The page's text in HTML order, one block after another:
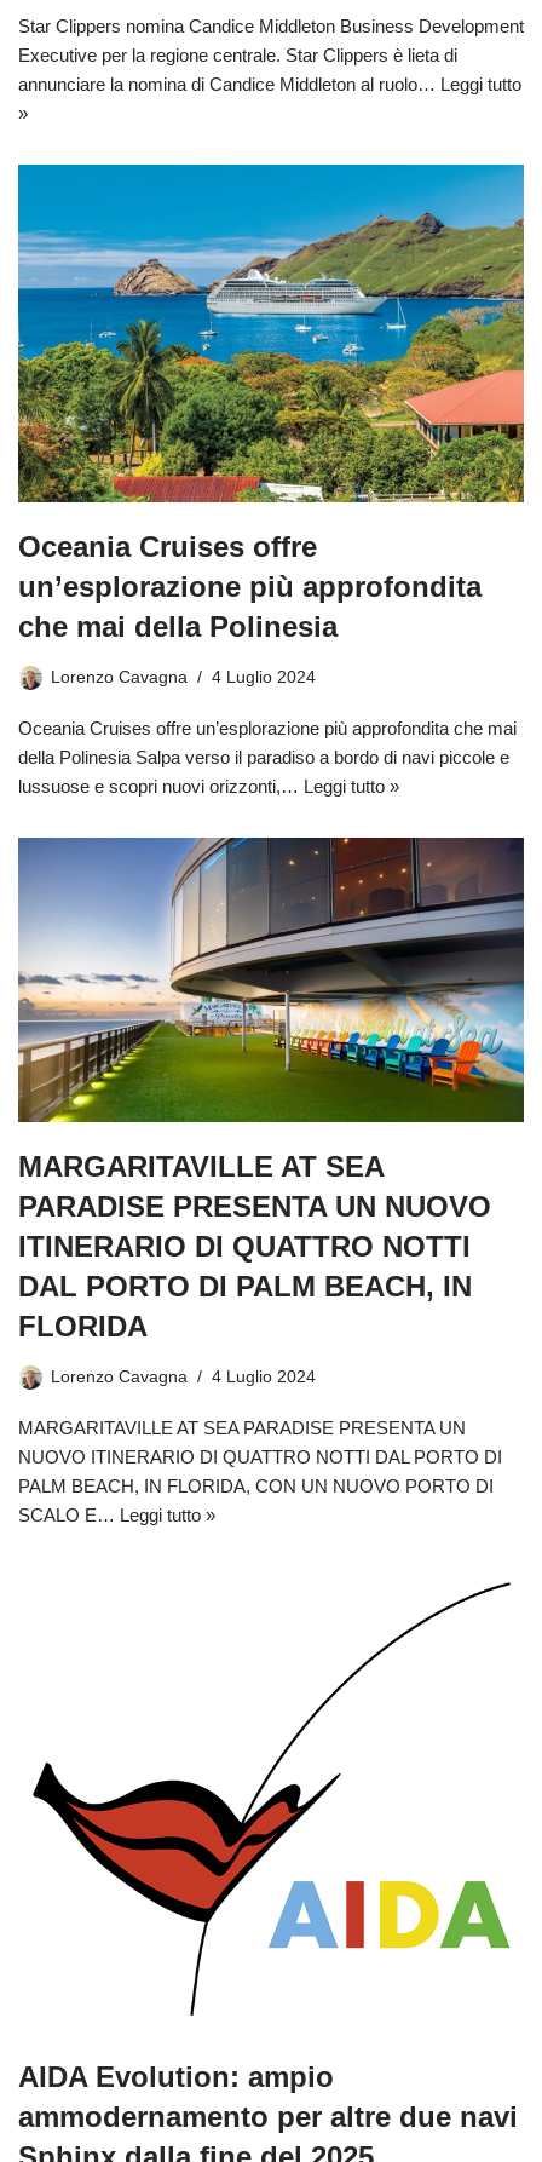
Star Clippers nomina Candice Middleton Business Development
Executive per la regione centrale. Star Clippers è lieta di
annunciare la nomina di Candice Middleton al ruolo… Leggi tutto
»
Oceania Cruises offre
un’esplorazione più approfondita
che mai della Polinesia
Lorenzo Cavagna 4 Luglio 2024
Oceania Cruises offre un’esplorazione più approfondita che mai
della Polinesia Salpa verso il paradiso a bordo di navi piccole e
lussuose e scopri nuovi orizzonti,… Leggi tutto »
MARGARITAVILLE AT SEA
PARADISE PRESENTA UN NUOVO
ITINERARIO DI QUATTRO NOTTI
DAL PORTO DI PALM BEACH, IN
FLORIDA
Lorenzo Cavagna 4 Luglio 2024
MARGARITAVILLE AT SEA PARADISE PRESENTA UN
NUOVO ITINERARIO DI QUATTRO NOTTI DAL PORTO DI
PALM BEACH, IN FLORIDA, CON UN NUOVO PORTO DI
SCALO E… Leggi tutto »
AIDA Evolution: ampio
ammodernamento per altre due navi